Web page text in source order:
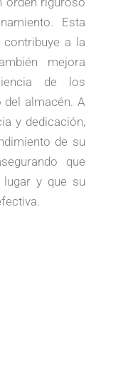
Esta
a la
mejora
de los
almacén. A
y dedicación,
de su
que
y que su